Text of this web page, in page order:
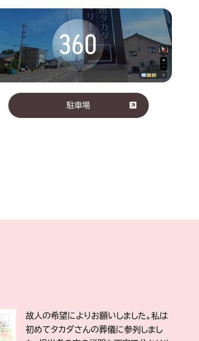
駐車場
故人の希望によりお願いしました。私は
初めてタカダさんの葬儀に参列しまし